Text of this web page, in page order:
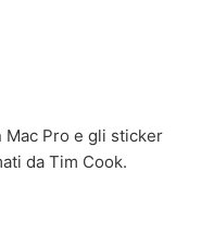
Mac Pro e gli sticker
da Tim Cook.